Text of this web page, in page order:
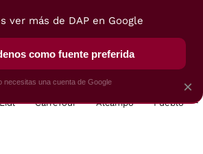
SELECCIÓN VEGUI
Lidl Carrefour Alcampo Pueblo
×
ver más de DAP en Google
como fuente preferida
necesitas una cuenta de Google